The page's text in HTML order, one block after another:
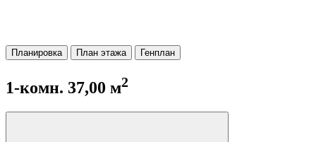
Планировка План этажа Генплан
1-комн. 37,00 м2